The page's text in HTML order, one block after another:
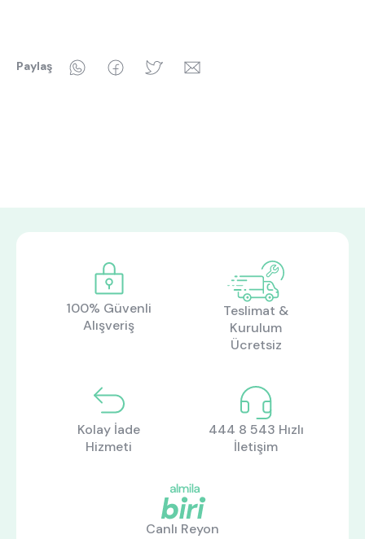
ne aramıştınız?
En çok ziyaret edilenler
toddler yatak
Paylaş WhatsAppFacebookTwitter
100% Güvenli
Alışveriş
Teslimat &
Kurulum
Ücretsiz
Kolay İade
Hizmeti
444 8 543 Hızlı
İletişim
Canlı Reyon